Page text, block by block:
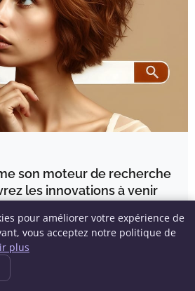
son moteur de recherche
les innovations à venir
une nouvelle barre de recherche
pour améliorer votre expérience de
vous acceptez notre politique de
plus